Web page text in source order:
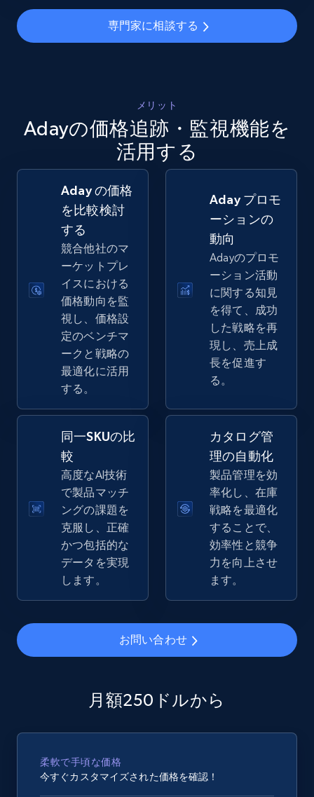
5.4K+ 667+ 今すぐ始める
Amazon sellers info
Seller id, URL, Seller name, Description, Detailed
info, Stars, Feedbacks, Return policy, and more.
2.5K+ 378+ 今すぐ始める
URL, Product id, Title, Seller name, Seller rating,
Seller reviews, Breadcrumbs, Root category, and
2.5K+ 359+ 今すぐ始める
eBay - Gather data on products using
specified keywords
URL, Product id, Title, Seller name, Seller rating,
Seller reviews, Breadcrumbs, Root category, and
URL, Product id, Title, Seller name, Seller rating,
Seller reviews, Breadcrumbs, Root category, and
2.5K+ 359+
専門家に相談する
メリット
Adayの価格追跡・監視機能を
活用する
Aday の価格
を比較検討
する
競合他社のマ
ーケットプレ
イスにおける
価格動向を監
視し、価格設
定のベンチマ
ークと戦略の
最適化に活用
する。
Aday プロモ
ーションの
動向
Adayのプロモ
ーション活動
に関する知見
を得て、成功
した戦略を再
現し、売上成
長を促進す
る。
同一SKUの比
較
高度なAI技術
で製品マッチ
ングの課題を
克服し、正確
かつ包括的な
データを実現
します。
カタログ管
理の自動化
製品管理を効
率化し、在庫
戦略を最適化
することで、
効率性と競争
力を向上させ
ます。
お問い合わせ
月額250ドルから
柔軟で手頃な価格
今すぐカスタマイズされた価格を確認！